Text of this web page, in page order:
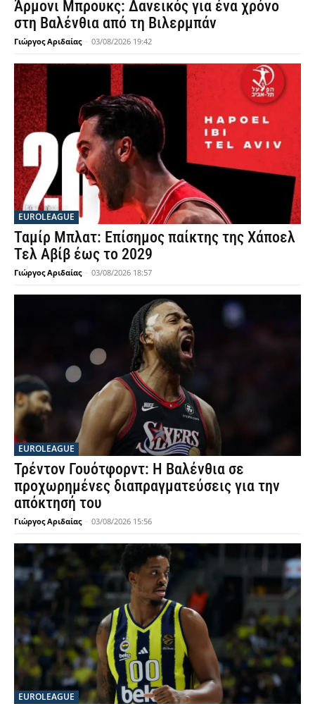
Άρμονι Μπρουκς: Δανεικός για ένα χρόνο
στη Βαλένθια από τη Βιλερμπάν
Γιώργος Αριδαίας - 03/08/2026 19:42
EUROLEAGUE
Ταμίρ Μπλατ: Επίσημος παίκτης της Χάποελ
Τελ Αβίβ έως το 2029
Γιώργος Αριδαίας - 03/08/2026 18:57
EUROLEAGUE
Τρέντον Γουότφορντ: Η Βαλένθια σε
προχωρημένες διαπραγματεύσεις για την
απόκτησή του
Γιώργος Αριδαίας - 03/08/2026 15:56
EUROLEAGUE